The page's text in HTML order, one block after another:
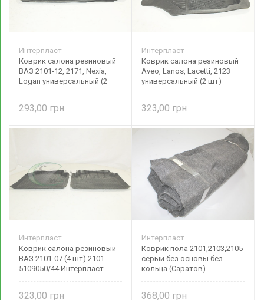
Интерпласт
Коврик салона резиновый
ВАЗ 2101-12, 2171, Nexia,
Logan универсальный (2
293,00
Интерпласт
Коврик салона резиновый
Aveo, Lanos, Lacetti, 2123
универсальный (2 шт)
323,00
Интерпласт
Коврик салона резиновый
ВАЗ 2101-07 (4 шт) 2101-
5109050/44 Интерпласт
323,00
Интерпласт
Коврик пола 2101,2103,2105
серый без основы без
кольца (Саратов)
368,00